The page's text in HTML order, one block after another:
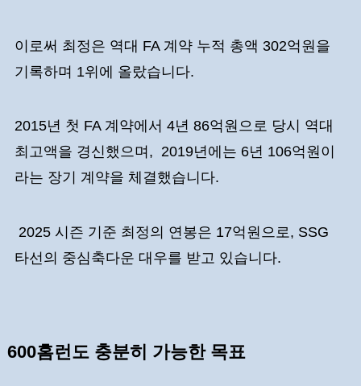
이로써 최정은 역대 FA 계약 누적 총액 302억원을
기록하며 1위에 올랐습니다.
2015년 첫 FA 계약에서 4년 86억원으로 당시 역대
최고액을 경신했으며, 2019년에는 6년 106억원이
라는 장기 계약을 체결했습니다.
2025 시즌 기준 최정의 연봉은 17억원으로, SSG
타선의 중심축다운 대우를 받고 있습니다.
600홈런도 충분히 가능한 목표